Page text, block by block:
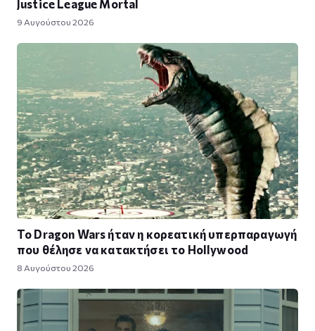
Justice League Mortal
9 Αυγούστου 2026
Το Dragon Wars ήταν η κορεατική υπερπαραγωγή
που θέλησε να κατακτήσει το Hollywood
8 Αυγούστου 2026